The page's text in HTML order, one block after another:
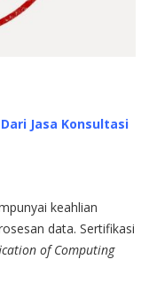
Jasa Konsultasi
keahlian
data. Sertifikasi
of Computing